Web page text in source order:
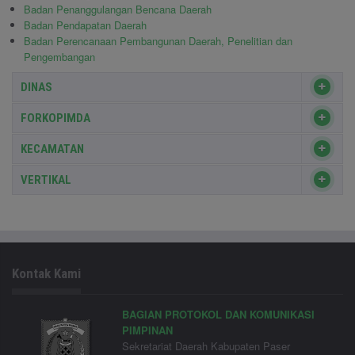
Badan Penanggulangan Bencana Daerah
Badan Pendapatan Daerah
Badan Perencanaan Pembangunan Daerah, Penelitian dan
Pengembangan
DINAS
FORKOPIMDA
KECAMATAN
VERTIKAL
Kontak Kami
BAGIAN PROTOKOL DAN KOMUNIKASI
PIMPINAN
Sekretariat Daerah Kabupaten Paser